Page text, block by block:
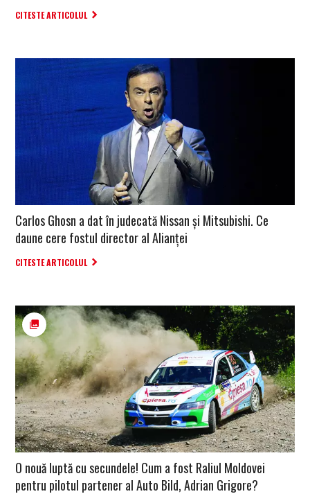
CITESTE ARTICOLUL
Carlos Ghosn a dat în judecată Nissan și Mitsubishi. Ce
daune cere fostul director al Alianței
CITESTE ARTICOLUL
O nouă luptă cu secundele! Cum a fost Raliul Moldovei
pentru pilotul partener al Auto Bild, Adrian Grigore?